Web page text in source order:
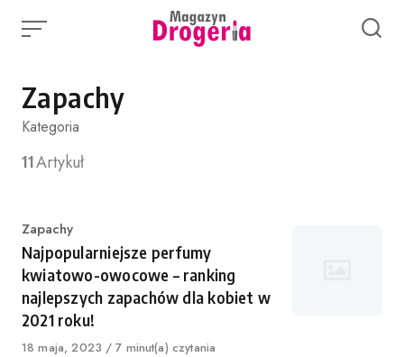
Zapachy
Kategoria
11Artykuł
Category
Zapachy
Najpopularniejsze perfumy
kwiatowo-owocowe – ranking
najlepszych zapachów dla kobiet w
2021 roku!
Published
18 maja, 2023 7 minut(a) czytania